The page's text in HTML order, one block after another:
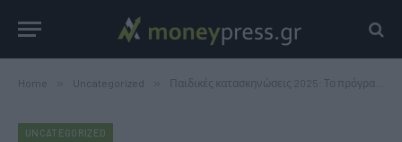
Home Uncategorized Παιδικές κατασκηνώσεις 2025: Το πρόγραμμα του Δήμου Αθηναίων και πώς να δηλώσετε συμμετοχή
UNCATEGORIZED